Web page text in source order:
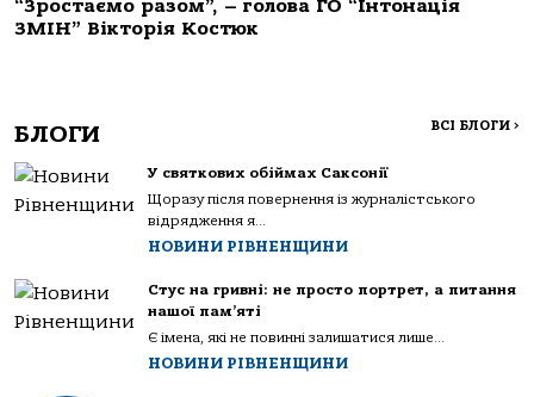
“Зростаємо разом”, – голова ГО “Інтонація
ЗМІН” Вікторія Костюк
БЛОГИ ВСІ БЛОГИ >
У святкових обіймах Саксонії
Щоразу після повернення із журналістського
відрядження я...
НОВИНИ РІВНЕНЩИНИ
Стус на гривні: не просто портрет, а питання
нашої пам’яті
Є імена, які не повинні залишатися лише...
НОВИНИ РІВНЕНЩИНИ